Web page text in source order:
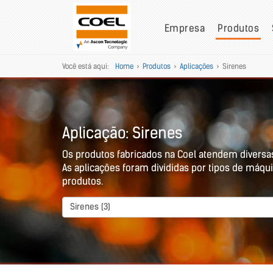
Empresa Produtos
Você está aqui: Home > Produtos > Aplicações > Sirenes
Aplicação: Sirenes
Os produtos fabricados na Coel atendem
As aplicações foram divididas por tipos de
produtos.
Sirenes (3)